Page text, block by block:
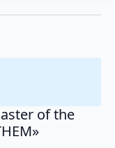
of the